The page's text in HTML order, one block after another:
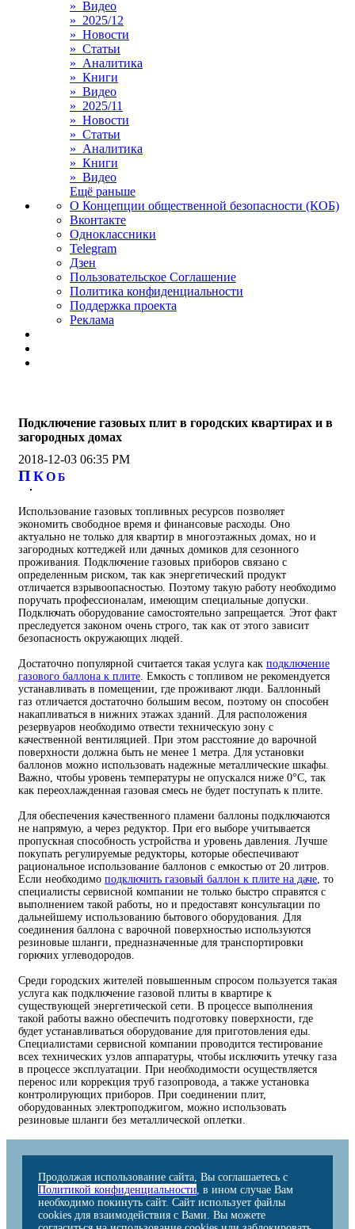
» Видео
» 2025/12
» Новости
» Статьи
» Аналитика
» Книги
» Видео
» 2025/11
» Новости
» Статьи
» Аналитика
» Книги
» Видео
Ещё раньше
О Концепции общественной безопасности (КОБ)
Вконтакте
Одноклассники
Telegram
Дзен
Пользовательское Соглашение
Политика конфиденциальности
Поддержка проекта
Реклама
Подключение газовых плит в городских квартирах и в
загородных домах
2018-12-03 06:35 PM
ПКО Б
Использование газовых топливных ресурсов позволяет
экономить свободное время и финансовые расходы. Оно
актуально не только для квартир в многоэтажных домах, но и
загородных коттеджей или дачных домиков для сезонного
проживания. Подключение газовых приборов связано с
определенным риском, так как энергетический продукт
отличается взрывоопасностью. Поэтому такую работу необходимо
поручать профессионалам, имеющим специальные допуски.
Подключать оборудование самостоятельно запрещается. Этот факт
преследуется законом очень строго, так как от этого зависит
безопасность окружающих людей.
Достаточно популярной считается такая услуга как подключение
газового баллона к плите. Емкость с топливом не рекомендуется
устанавливать в помещении, где проживают люди. Баллонный
газ отличается достаточно большим весом, поэтому он способен
накапливаться в нижних этажах зданий. Для расположения
резервуаров необходимо отвести техническую зону с
качественной вентиляцией. При этом расстояние до варочной
поверхности должна быть не менее 1 метра. Для установки
баллонов можно использовать надежные металлические шкафы.
Важно, чтобы уровень температуры не опускался ниже 0°С, так
как переохлажденная газовая смесь не будет поступать к плите.
Для обеспечения качественного пламени баллоны подключаются
не напрямую, а через редуктор. При его выборе учитывается
пропускная способность устройства и уровень давления. Лучше
покупать регулируемые редукторы, которые обеспечивают
рациональное использование баллонов с емкостью от 20 литров.
Если необходимо подключить газовый баллон к плите на даче, то
специалисты сервисной компании не только быстро справятся с
выполнением такой работы, но и предоставят консультации по
дальнейшему использованию бытового оборудования. Для
соединения баллона с варочной поверхностью используются
резиновые шланги, предназначенные для транспортировки
горючих углеводородов.
Среди городских жителей повышенным спросом пользуется такая
услуга как подключение газовой плиты в квартире к
существующей энергетической сети. В процессе выполнения
такой работы важно обеспечить подготовку поверхности, где
будет устанавливаться оборудование для приготовления еды.
Специалистами сервисной компании проводится тестирование
всех технических узлов аппаратуры, чтобы исключить утечку газа
в процессе эксплуатации. При необходимости осуществляется
перенос или коррекция труб газопровода, а также установка
контролирующих приборов. При соединении плит,
оборудованных электроподжигом, можно использовать
резиновые шланги без металлической оплетки.
Продолжая использование сайта, Вы соглашаетесь с
Политикой конфиденциальности, в ином случае Вам
необходимо покинуть сайт. Сайт использует файлы
cookies для взаимодействия с Вами. Вы можете